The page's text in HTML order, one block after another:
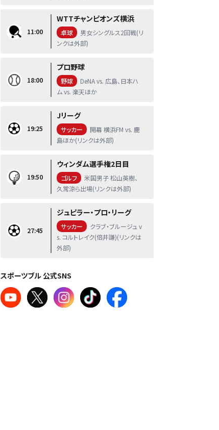
11:00
WTTチャンピオンズ横浜
卓球
男女シングルス2回戦(リ
ンクは外部)
18:00
プロ野球
野球
DeNA vs. 広島、日本ハ
ム vs. 楽天ほか
19:25
Jリーグ
サッカー
開幕 横浜FM vs. 鹿
島ほか(リンクは外部)
19:50
ウィンダム選手権2日目
ゴルフ
米国男子 松山英樹、
久常涼ら出場(リンクは外部)
27:45
ジュピラー・プロ・リーグ
サッカー
クラブ・ブルージュ v
s. コルトレイク(倍井謙)(リンクは
外部)
スポーツブル 公式SNS